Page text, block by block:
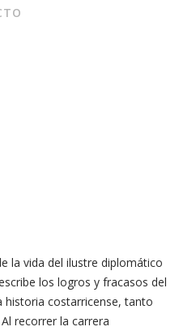
la vida del ilustre diplomático
los logros y fracasos del
costarricense, tanto
recorrer la carrera